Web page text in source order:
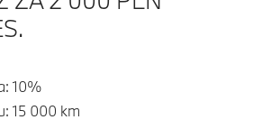
10%
15 000 km